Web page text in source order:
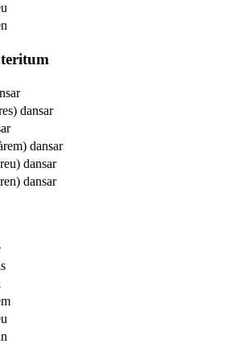
dansar
dansar
dansar
dansar